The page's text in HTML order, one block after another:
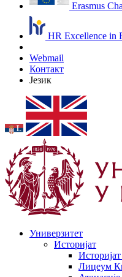
Erasmus
HR Excellence in
Webmail
Контакт
Језик
Универзитет
Историјат
Лицеум